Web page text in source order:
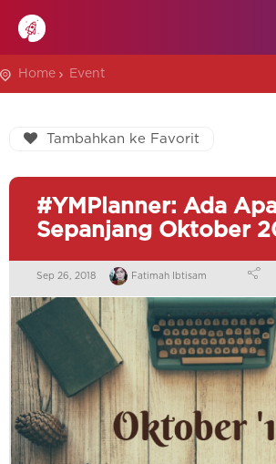
Home Event
Tambahkan ke Favorit
#YMPlanner: Ada
Sepanjang Oktober
Sep 26, 2018 Fatimah Ibtisam